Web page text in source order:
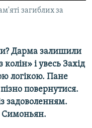
загиблих за
Дарма залишили
і увесь Захід
логікою. Пане
повернутися.
задоволенням.
Симоньян.